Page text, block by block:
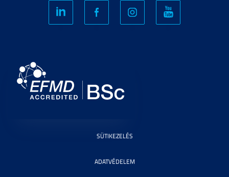
SÜTIKEZELÉS
ADATVÉDELEM